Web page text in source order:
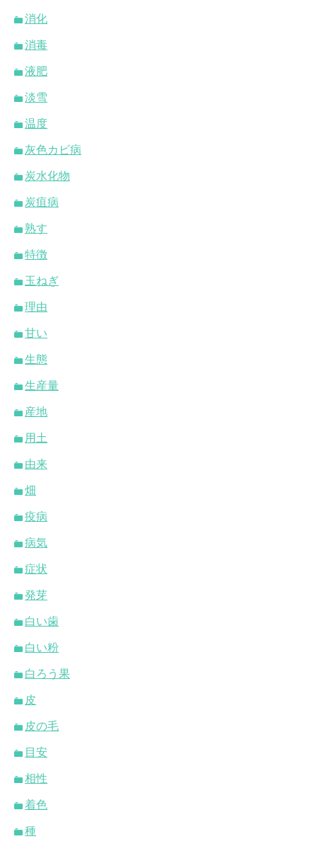
消化
消毒
液肥
淡雪
温度
灰色カビ病
炭水化物
炭疽病
熟す
特徴
玉ねぎ
理由
甘い
生態
生産量
産地
用土
由来
畑
疫病
病気
症状
発芽
白い歯
白い粉
白ろう果
皮
皮の毛
目安
相性
着色
種